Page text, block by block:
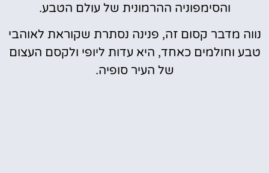
והסימפוניה ההרמונית של עולם הטבע.
נווה מדבר קסום זה, פנינה נסתרת שקוראת לאוהבי
טבע וחולמים כאחד, היא עדות ליופי ולקסם העצום
של העיר סופיה.